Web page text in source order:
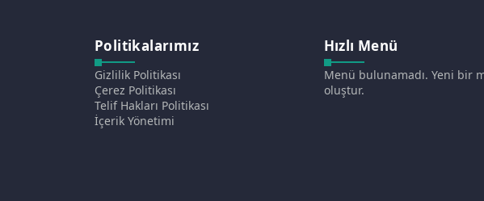
Politikalarımız
Gizlilik Politikası
Çerez Politikası
Telif Hakları Politikası
İçerik Yönetimi
Hızlı Menü
Menü bulunamadı. Yeni bir
oluştur.